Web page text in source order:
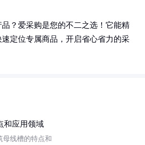
？爱采购是您的不二之选！它能精
定位专属商品，开启省心省力的采
和应用领域
母线槽的特点和